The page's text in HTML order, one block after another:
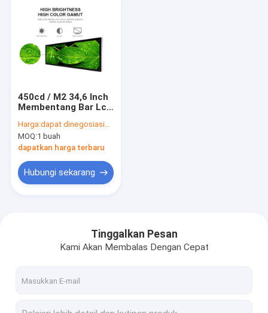
Wisata pabrik
450cd / M2 34,6 Inch
Membentang Bar Lcd
LCD Ultra Lebar
Harga:dapat dinegosiasikan
MOQ:1 buah
dapatkan harga terbaru
Hubungi sekarang
Tinggalkan Pesan
Kami Akan Membalas Dengan Cepat